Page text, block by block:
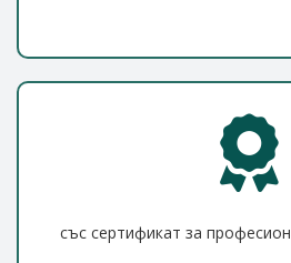
със сертификат за